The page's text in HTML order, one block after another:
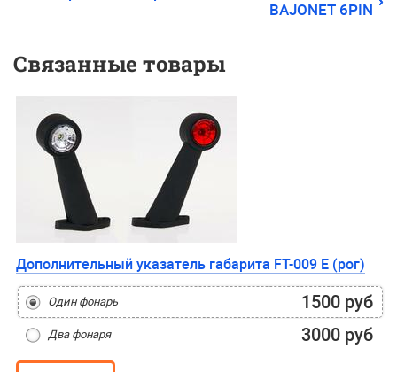
BAJONET 6PIN
Связанные товары
Дополнительный указатель габарита FT-009 E (рог)
Один фонарь 1500 руб
Два фонаря 3000 руб